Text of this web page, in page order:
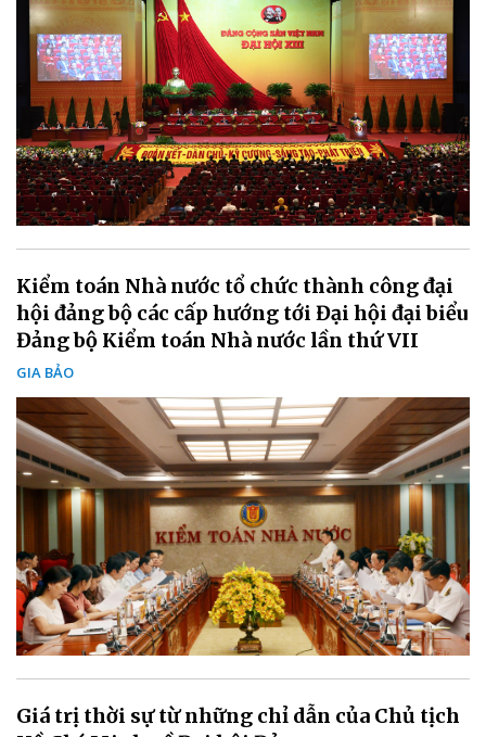
Kiểm toán Nhà nước tổ chức thành công đại
hội đảng bộ các cấp hướng tới Đại hội đại biểu
Đảng bộ Kiểm toán Nhà nước lần thứ VII
GIA BẢO
Giá trị thời sự từ những chỉ dẫn của Chủ tịch